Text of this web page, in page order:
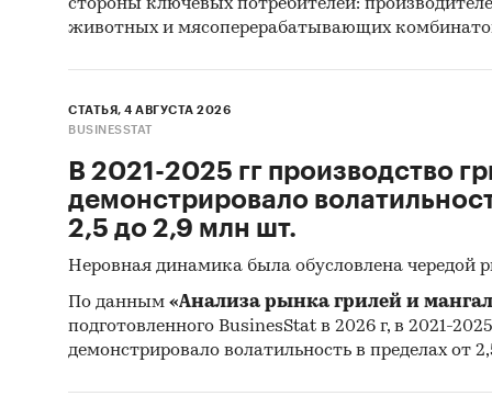
стороны ключевых потребителей:
животных и мясоперерабатывающих
СТАТЬЯ, 4 АВГУСТА 2026
BUSINESSTAT
В 2021-2025 гг производство
демонстрировало
2,5 до 2,9 млн шт.
Неровная динамика была обусловлена чередой
По данным «Анализа рынка грилей и
подготовленного BusinesStat в 2026 г, в 2021-
демонстрировало волатильность в пределах от